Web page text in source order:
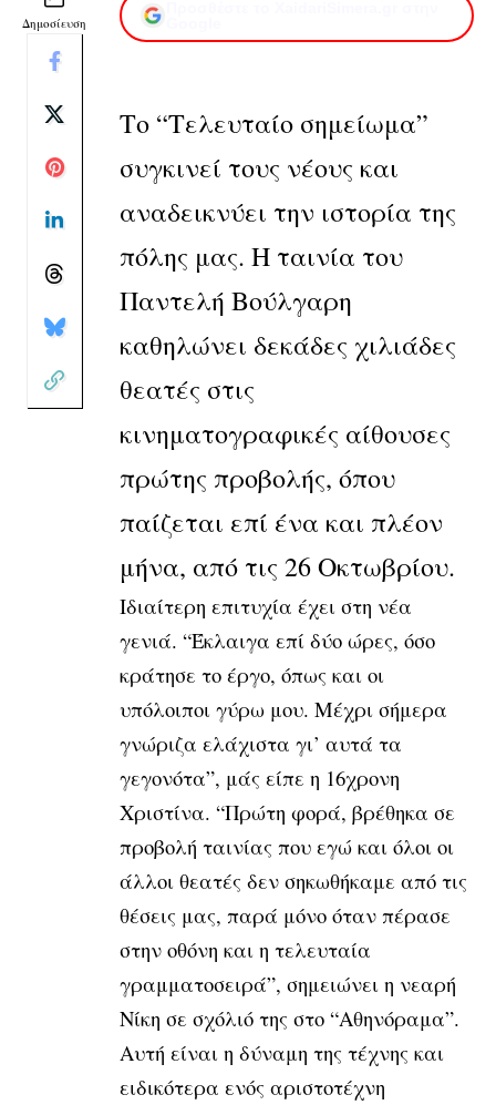
Δημοσίευση
Το “Τελευταίο σημείωμα”
συγκινεί τους νέους και
αναδεικνύει την ιστορία της
πόλης μας. Η ταινία του
Παντελή Βούλγαρη
καθηλώνει δεκάδες χιλιάδες
θεατές στις
κινηματογραφικές αίθουσες
πρώτης προβολής, όπου
παίζεται επί ένα και πλέον
μήνα, από τις 26 Οκτωβρίου.
Ιδιαίτερη επιτυχία έχει στη νέα
γενιά. “Έκλαιγα επί δύο ώρες, όσο
κράτησε το έργο, όπως και οι
υπόλοιποι γύρω μου. Μέχρι σήμερα
γνώριζα ελάχιστα γι’ αυτά τα
γεγονότα”, μάς είπε η 16χρονη
Χριστίνα. “Πρώτη φορά, βρέθηκα σε
προβολή ταινίας που εγώ και όλοι οι
άλλοι θεατές δεν σηκωθήκαμε από τις
θέσεις μας, παρά μόνο όταν πέρασε
στην οθόνη και η τελευταία
γραμματοσειρά”, σημειώνει η νεαρή
Νίκη σε σχόλιό της στο “Αθηνόραμα”.
Αυτή είναι η δύναμη της τέχνης και
ειδικότερα ενός αριστοτέχνη